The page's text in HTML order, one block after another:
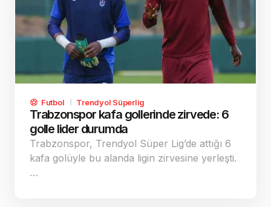
Futbol Trendyol Süperlig
Trabzonspor kafa gollerinde zirvede: 6
golle lider durumda
Trabzonspor, Trendyol Süper Lig’de attığı 6
kafa golüyle bu alanda ligin zirvesine yerleşti.
…